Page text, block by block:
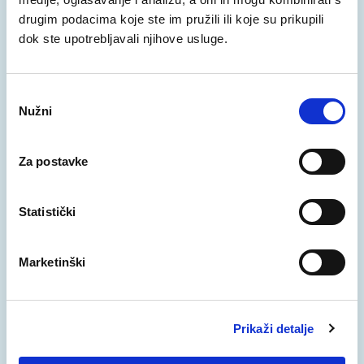
drugim podacima koje ste im pružili ili koje su prikupili
dok ste upotrebljavali njihove usluge.
pristanka
Nužni
Za postavke
Statistički
Marketinški
Prikaži detalje
„Mi koristimo .eu domenu jer nam to pomaže u
održavanju moderne i otvorene prisutnosti na
Internetu.”
aquacolors.eu